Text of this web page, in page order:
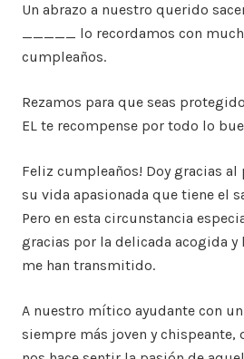
Un abrazo a nuestro querido
_____ lo recordamos con
cumpleaños.
Rezamos para que seas
EL te recompense por todo lo
Feliz cumpleaños! Doy gracias
su vida apasionada que tiene el
Pero en esta circunstancia
gracias por la delicada acogida
me han transmitido.
A nuestro mítico ayudante con
siempre más joven y chispeante,